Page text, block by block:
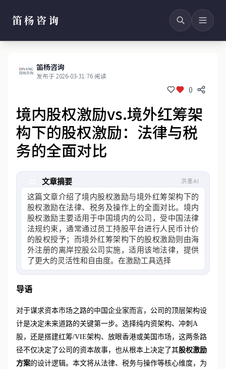
笛杨咨询
笛杨咨询
发布于 2026-03-31/76 阅读
0
境内股权激励vs.境外红筹架
构下的股权激励：法律与税
务的全面对比
文章摘要 洪墨AI
这篇文章介绍了境内股权激励与境外红筹架构下的
股权激励在法律、税务及操作上的全面对比。境内
股权激励主要适用于中国境内的公司，受中国法律
法规约束，通常通过员工持股平台进行人民币计价
的股权授予；而境外红筹架构下的股权激励则由海
外注册的离岸控股公司实施，适用该地法律，提供
了更大的灵活性和自由度。在激励工具选择上，境
外模式更
对于谋求资本市场之路的中国企业家而言，公司的顶层架构设
计是决定未来道路的关键第一步。选择纯内资架构、冲刺A
股，还是搭建红筹/VIE架构、放眼香港或美国市场，这两条路
径不仅决定了公司的资本故事，也从根本上决定了其股权激励